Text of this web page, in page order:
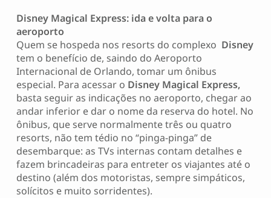
Disney Magical Express: ida e volta para o
aeroporto
Quem se hospeda nos resorts do complexo Disney
tem o benefício de, saindo do Aeroporto
Internacional de Orlando, tomar um ônibus
especial. Para acessar o Disney Magical Express,
basta seguir as indicações no aeroporto, chegar ao
andar inferior e dar o nome da reserva do hotel. No
ônibus, que serve normalmente três ou quatro
resorts, não tem tédio no “pinga-pinga” de
desembarque: as TVs internas contam detalhes e
fazem brincadeiras para entreter os viajantes até o
destino (além dos motoristas, sempre simpáticos,
solícitos e muito sorridentes).